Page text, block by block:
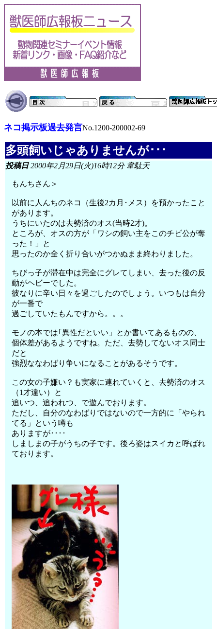
ネコ掲示板過去発言No.1200-200002-69
多頭飼いじゃありませんが･･･
投稿日2000年2月29日(火)16時12分 韋駄天
もんちさん＞
以前に人んちのネコ（生後2カ月･メス）を預かったこと
があります。
うちにいたのは去勢済のオス(当時2才)。
ところが、オスの方が「ワシの飼い主をこのチビ公が奪
った！」と
思ったのか全く折り合いがつかぬまま終わりました。
ちびっ子が滞在中は完全にグレてしまい、去った後の反
動がヘビーでした。
彼なりに辛い日々を過ごしたのでしょう。いつもは自分
が一番で
過ごしていたもんですから。。。
モノの本では｢異性だといい」とか書いてあるものの、
個体差があるようですね。ただ、去勢してないオス同士
だと
強烈ななわばり争いになることがあるそうです。
この女の子嫌い？も実家に連れていくと、去勢済のオス
（1才違い）と
追いつ、追われつ、で遊んでおります。
ただし、自分のなわばりではないので一方的に「やられ
てる」という噂も
ありますが････
しましまの子がうちの子です。後ろ姿はスイカと呼ばれ
ております。